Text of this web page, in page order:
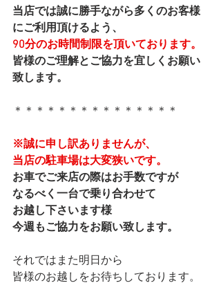
当店では誠に勝手ながら多くのお客様
にご利用頂けるよう、
90分のお時間制限を頂いております。
皆様のご理解とご協力を宜しくお願い
致します。
＊＊＊＊＊＊＊＊＊＊＊＊＊＊＊
※誠に申し訳ありませんが、
当店の駐車場は大変狭いです。
お車でご来店の際はお手数ですが
なるべく一台で乗り合わせて
お越し下さいます様
今週もご協力をお願い致します。
それではまた明日から
皆様のお越しをお待ちしております。